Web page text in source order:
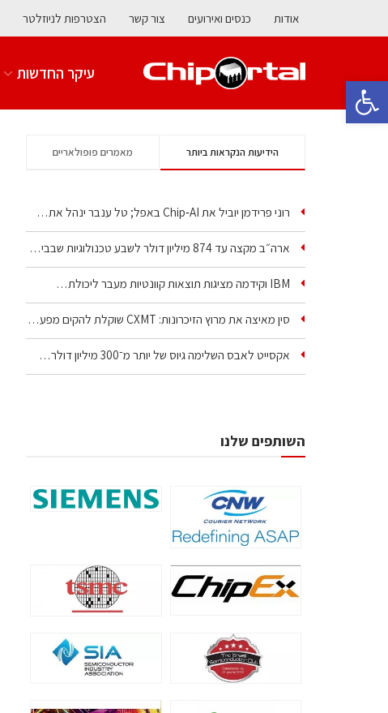
פתח סרגל נגישות
אודות כנסים ואירועים צור קשר הצטרפות לניוזלטר
עיקר החדשות
הידיעות הנקראות ביותר מאמרים פופולאריים
רוני פרידמן יוביל את Chip‑AI באפל; טל ענבר ינהל את…
ארה״ב מקצה עד 874 מיליון דולר לשבע טכנולוגיות שבבים…
IBM וקידמה מציגות תוצאות קוונטיות מעבר ליכולת…
סין מאיצה את מרוץ הזיכרונות: CXMT שוקלת להקים מפעל…
אקסייט לאבס השלימה גיוס של יותר מ־300 מיליון דולר…
השותפים שלנו